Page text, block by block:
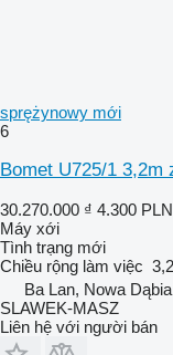
sprężynowy mới
6
Bomet U725/1 3,2m
30.270.000 ₫ 4.300 PLN
Máy xới
Tình trạng mới
Chiều rộng làm việc
Ba Lan, Nowa Dąbia
SLAWEK-MASZ
Liên hệ với người bán